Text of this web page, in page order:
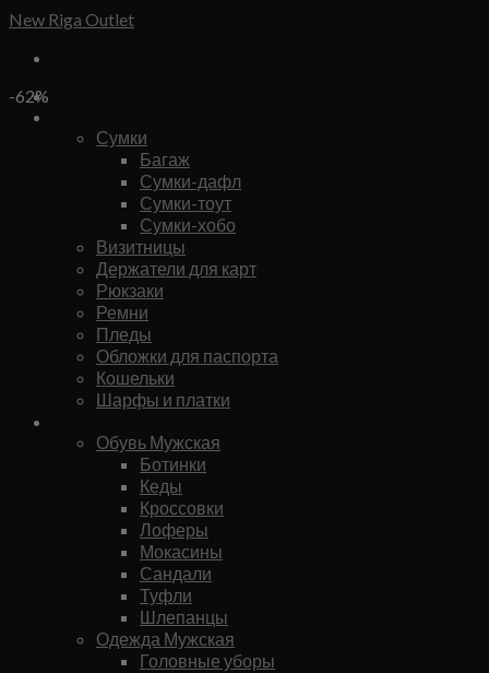
Skip
content
New Riga Outlet
Сумки
Багаж
Сумки-дафл
Сумки-тоут
Сумки-хобо
Визитницы
Держатели для карт
Рюкзаки
Ремни
Пледы
Обложки для паспорта
Кошельки
Шарфы и платки
Обувь Мужская
Ботинки
Кеды
Кроссовки
Лоферы
Мокасины
Сандали
Туфли
Шлепанцы
Одежда Мужская
Головные уборы
-62%